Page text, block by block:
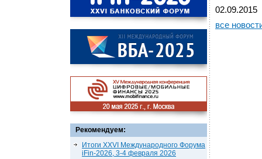
Рекомендуем:
Итоги XXVI Международного Форума
iFin-2026, 3-4 февраля 2026
02.09.2015
все